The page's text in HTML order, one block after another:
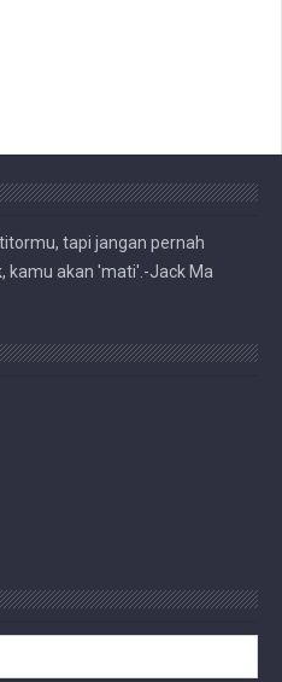
tapi jangan pernah
kamu akan 'mati'.-Jack Ma